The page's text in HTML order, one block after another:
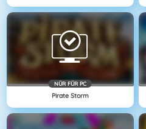
NÜR FÜR PC
Pirate Storm